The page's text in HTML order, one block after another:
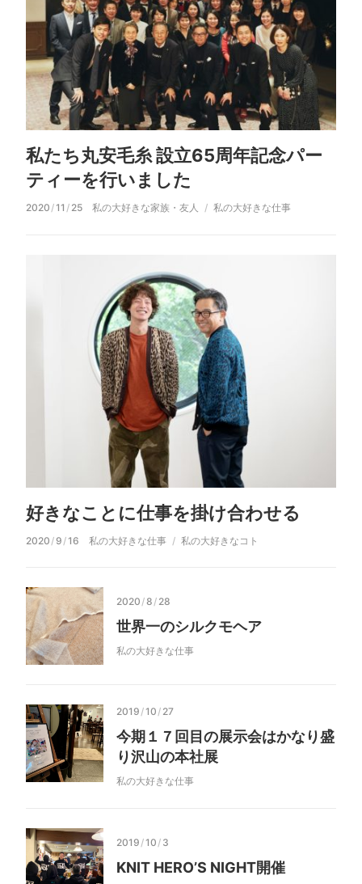
2020 /11 / 25
私たち丸安毛糸 設立65周年記念パー
ティーを行いました
私の大好きな家族・友人 私の大好きな仕事
2020 /9 /16
好きなことに仕事を掛け合わせる
私の大好きな仕事 私の大好きなコト
2020 /8 / 28
世界一のシルクモヘア
私の大好きな仕事
2019 /10 / 27
今期１７回目の展示会はかなり盛
り沢山の本社展
私の大好きな仕事
2019 /10 / 3
KNIT HERO’S NIGHT開催